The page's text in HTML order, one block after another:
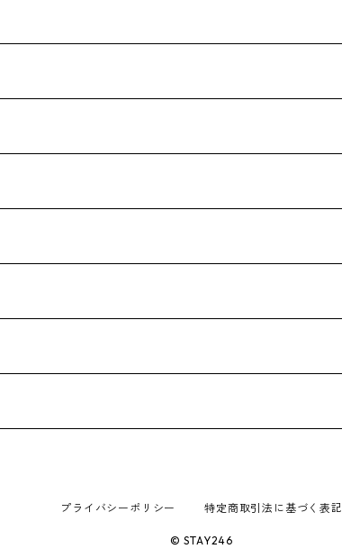
プライバシーポリシー 特定商取引法に基づく表記
© STAY246